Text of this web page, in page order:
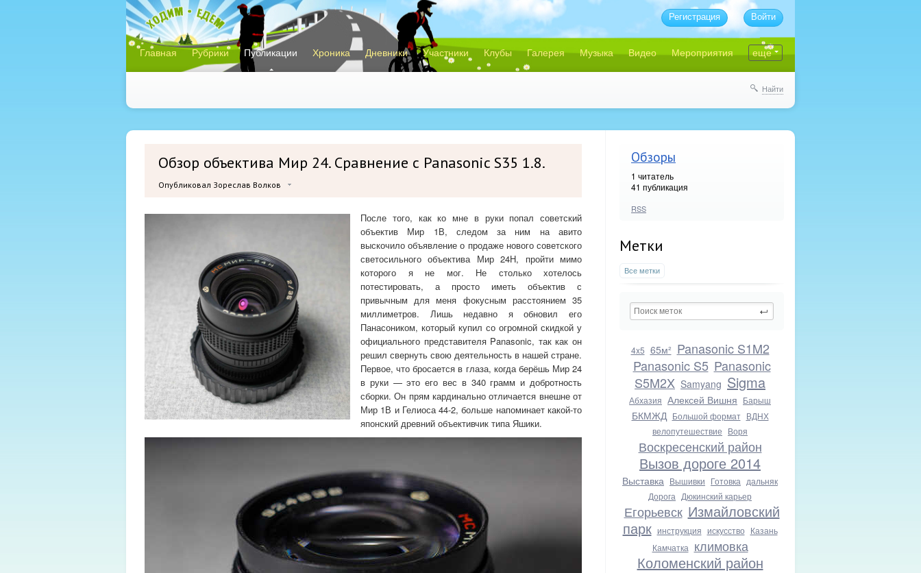
Главная Рубрики Публикации Хроника Дневники Участники Клубы Галерея Музыка Видео Мероприятия еще
Регистрация Войти
Найти
Обзоры
1 читатель
41 публикация
RSS
Метки
Все метки
4x5 65м² Panasonic S1M2
Panasonic S5 Panasonic
S5M2X Samyang Sigma
Абхазия Алексей Вишня Барыш
БКМЖД Большой формат ВДНХ
велопутешествие Воря
Воскресенский район
Вызов дороге 2014
Выставка Вышивки Готовка дальняк
Дорога Дюкинский карьер
Егорьевск Измайловский
парк инструкция искусство Казань
Камчатка климовка
Коломенский район
Обзор объектива Мир 24. Сравнение с Panasonic S35 1.8.
Опубликовал Зореслав Волков
После того, как ко мне в руки попал советский
объектив Мир 1В, следом за ним на авито
выскочило объявление о продаже нового советского
светосильного объектива Мир 24Н, пройти мимо
которого я не мог. Не столько хотелось
потестировать, а просто иметь объектив с
привычным для меня фокусным расстоянием 35
миллиметров. Лишь недавно я обновил его
Панасоником, который купил со огромной скидкой у
официального представителя Panasonic, так как он
решил свернуть свою деятельность в нашей стране.
Первое, что бросается в глаза, когда берёшь Мир 24
в руки — это его вес в 340 грамм и добротность
сборки. Он прям кардинально отличается внешне от
Мир 1В и Гелиоса 44-2, больше напоминает какой-то
японский древний объективчик типа Яшики.